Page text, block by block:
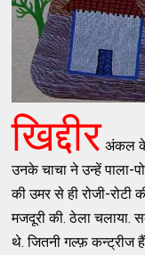
खिद्दीरअंकल के
उनके चाचा ने उन्हें पाला-
की उमर से ही रोजी-
मजदूरी की. ठेला चलाया.
थे. जितनी गल्फ़